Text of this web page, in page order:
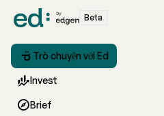
Beta
 Trò chuyện với Ed
Invest
Brief